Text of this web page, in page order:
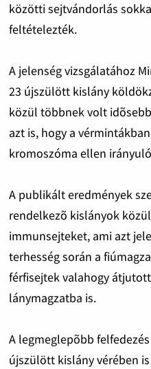
közötti sejtvándorlás
feltételezték.
A jelenség vizsgálatához
23 újszülött kislány
közül többnek volt
azt is, hogy a
kromoszóma ellen
A publikált eredmények
rendelkezõ kislányok
immunsejteket, ami azt
terhesség során a
férfisejtek valahogy
lánymagzatba is.
A legmeglepõbb
újszülött kislány vérében